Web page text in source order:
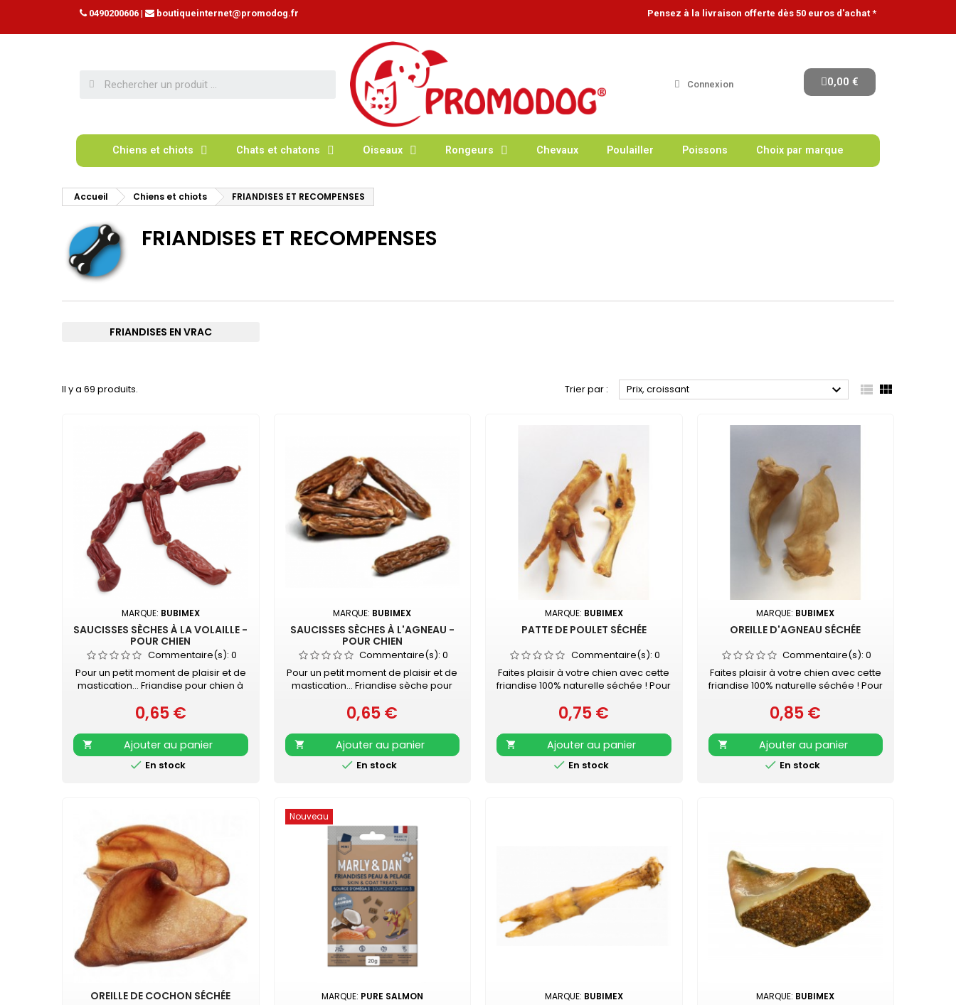
0490200606 | boutiqueinternet@promodog.fr Pensez à la livraison offerte dès 50 euros d'achat *
Connexion 0,00 €
Chiens et chiots Chats et chatons Oiseaux Rongeurs Chevaux Poulailler Poissons Choix par marque
Accueil Chiens et chiots FRIANDISES ET RECOMPENSES
FRIANDISES ET RECOMPENSES
FRIANDISES EN VRAC
Il y a 69 produits. Trier par : Prix, croissant   
MARQUE: BUBIMEX
SAUCISSES SÈCHES À LA VOLAILLE -
POUR CHIEN
Commentaire(s): 0
Pour un petit moment de plaisir et de
mastication... Friandise pour chien à
l'unité - Longueur : 6 - 7 cm
Prix
0,65 €

Ajouter au panier
 En stock
MARQUE: BUBIMEX
SAUCISSES SÈCHES À L'AGNEAU -
POUR CHIEN
Commentaire(s):0
Pour un petit moment de plaisir et de
mastication... Friandise sèche pour
Vendue à l'unité - Longueur : 6 - 7 cm
Prix
0,65 €

Ajouter au panier
 En stock
MARQUE: BUBIMEX
PATTE DE POULET SÉCHÉE
Commentaire(s): 0
Faites plaisir à votre chien avec cette
friandise 100% naturelle séchée ! Pour
Prix
0,75 €

Ajouter au panier
 En stock
MARQUE: BUBIMEX
OREILLE D'AGNEAU SÉCHÉE
Commentaire(s):0
Faites plaisir à votre chien avec cette
friandise 100% naturelle séchée ! Pour
Prix
0,85 €

Ajouter au panier
 En stock
OREILLE DE COCHON SÉCHÉE
Nouveau
MARQUE: PURE SALMON MARQUE: BUBIMEX MARQUE: BUBIMEX